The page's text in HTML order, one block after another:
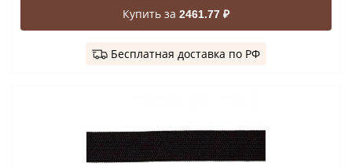
Купить за 2461.77 ₽
Бесплатная доставка по РФ